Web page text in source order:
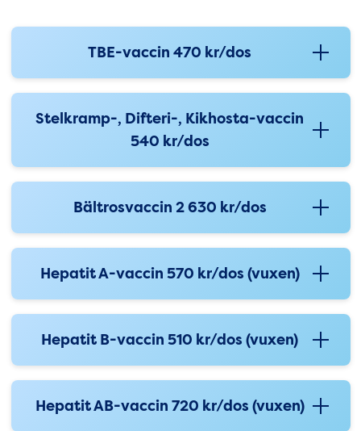
TBE-vaccin 470 kr/dos
Stelkramp-, Difteri-, Kikhosta-vaccin
540 kr/dos
Bältrosvaccin 2 630 kr/dos
Hepatit A-vaccin 570 kr/dos (vuxen)
Hepatit B-vaccin 510 kr/dos (vuxen)
Hepatit AB-vaccin 720 kr/dos (vuxen)